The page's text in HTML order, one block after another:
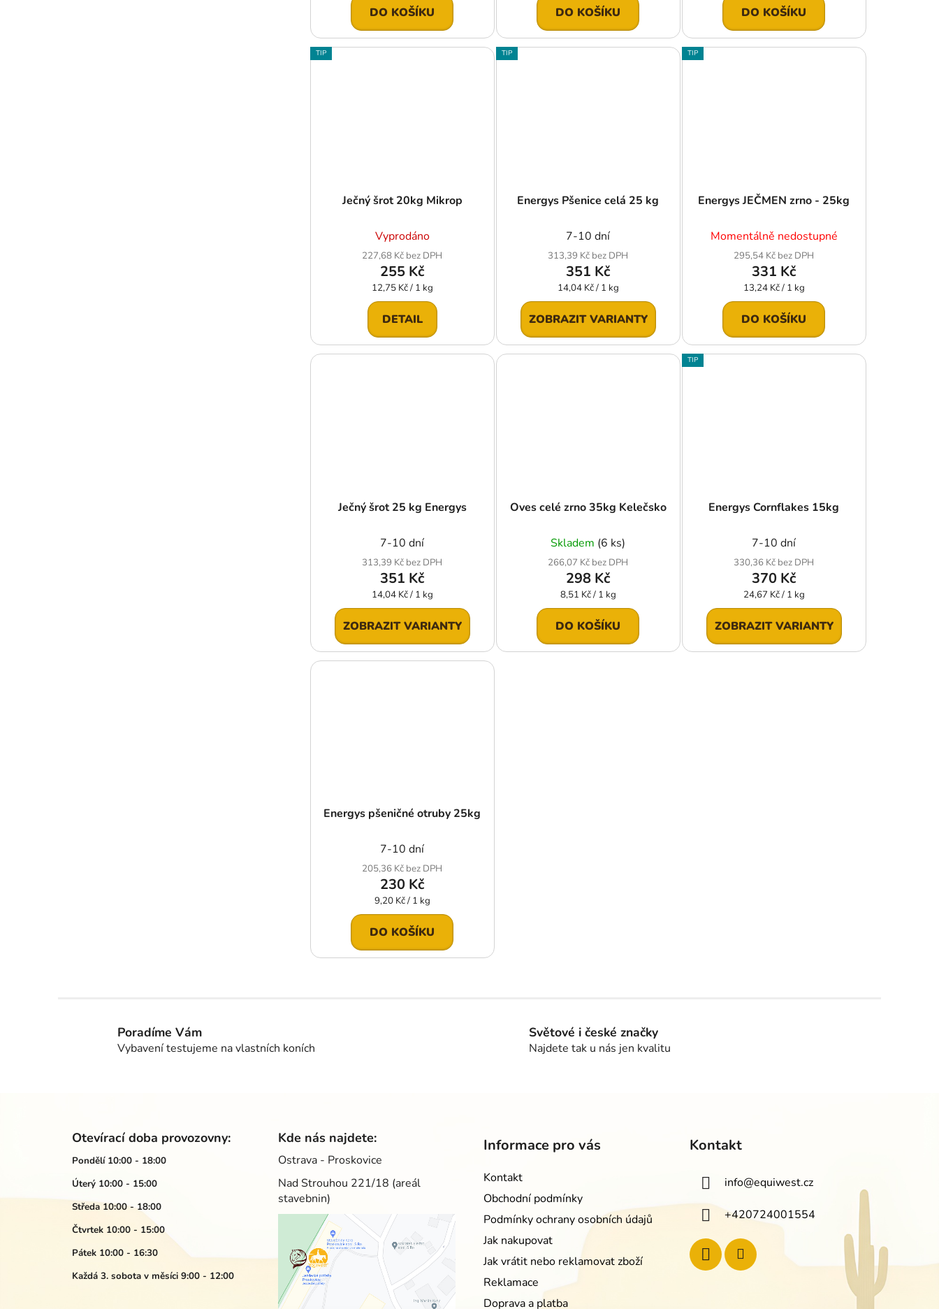
DO KOŠÍKU DO KOŠÍKU DO KOŠÍKU
TIP
Ječný šrot 20kg Mikrop
Vyprodáno
227,68 Kč bez DPH
255 Kč
Měrná
cena:
12,75 Kč / 1 kg
DETAIL
TIP
Energys Pšenice celá 25 kg
7-10 dní
313,39 Kč bez DPH
351 Kč
Měrná
cena:
14,04 Kč / 1 kg
ZOBRAZIT VARIANTY
TIP
Energys JEČMEN zrno - 25kg
Momentálně nedostupné
295,54 Kč bez DPH
331 Kč
Měrná
cena:
13,24 Kč / 1 kg
DO KOŠÍKU
Ječný šrot 25 kg Energys
7-10 dní
313,39 Kč bez DPH
351 Kč
Měrná
cena:
14,04 Kč / 1 kg
ZOBRAZIT VARIANTY
Oves celé zrno 35kg Kelečsko
Skladem (6 ks)
266,07 Kč bez DPH
298 Kč
Měrná
cena:
8,51 Kč / 1 kg
DO KOŠÍKU
TIP
Energys Cornflakes 15kg
7-10 dní
330,36 Kč bez DPH
370 Kč
Měrná
cena:
24,67 Kč / 1 kg
ZOBRAZIT VARIANTY
Energys pšeničné otruby 25kg
7-10 dní
205,36 Kč bez DPH
230 Kč
Měrná
cena:
9,20 Kč / 1 kg
DO KOŠÍKU
á
d
a
v
k
i
u
Poradíme Vám
Vybavení testujeme na vlastních koních
Světové i české značky
Najdete tak u nás jen kvalitu
Otevírací doba provozovny:
Pondělí 10:00 - 18:00
Úterý 10:00 - 15:00
Středa 10:00 - 18:00
Čtvrtek 10:00 - 15:00
Pátek 10:00 - 16:30
Každá 3. sobota v měsíci 9:00 - 12:00
Kde nás najdete:
Ostrava - Proskovice
Nad Strouhou 221/18 (areál
stavebnin)
Informace pro vás
Kontakt
Obchodní podmínky
Podmínky ochrany osobních údajů
Jak nakupovat
Jak vrátit nebo reklamovat zboží
Reklamace
Doprava a platba
Kontakt
info@equiwest.cz
+420724001554